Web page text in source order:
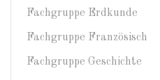
Fachgruppe Erdkunde
Fachgruppe Französisch
Fachgruppe Geschichte